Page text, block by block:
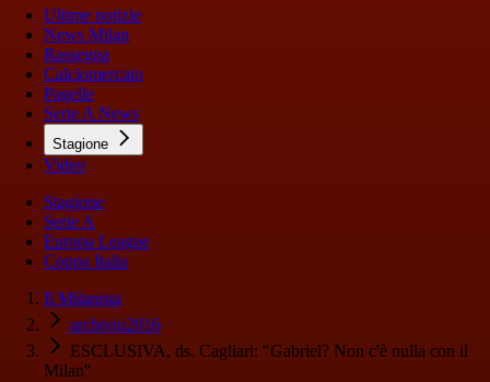
Ultime notizie
News Milan
Rassegna
Calciomercato
Pagelle
Serie A News
Stagione
Video
Stagione
Serie A
Europa League
Coppa Italia
Il Milanista
archivio2016
ESCLUSIVA, ds. Cagliari: "Gabriel? Non c'è nulla con il
Milan"